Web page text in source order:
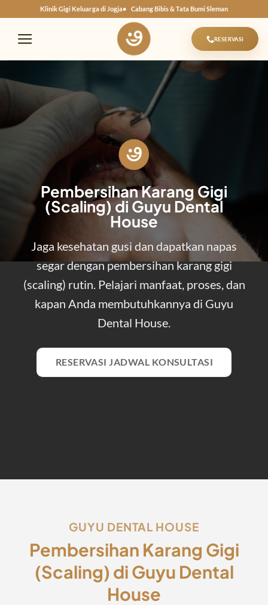
to
content
Klinik Gigi Keluarga di Jogja Cabang Bibis & Tata Bumi Sleman
RESERVASI
Pembersihan Karang Gigi
(Scaling) di Guyu Dental
House
Jaga kesehatan gusi dan dapatkan napas
segar dengan pembersihan karang gigi
(scaling) rutin. Pelajari manfaat, proses, dan
kapan Anda membutuhkannya di Guyu
Dental House.
RESERVASI JADWAL KONSULTASI
GUYU DENTAL HOUSE
Pembersihan Karang Gigi
(Scaling) di Guyu Dental
House